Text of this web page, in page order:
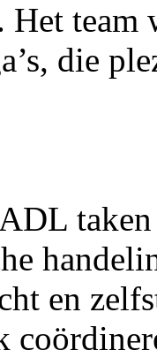
Het
die
en